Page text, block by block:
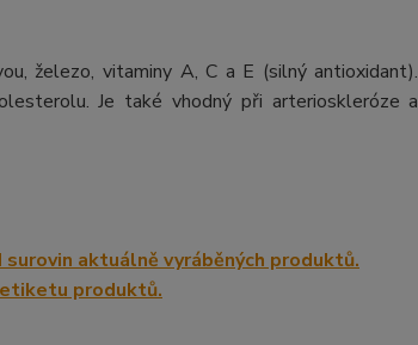
železo, vitaminy A, C a E (silný antioxidant).
Je také vhodný při arterioskleróze a